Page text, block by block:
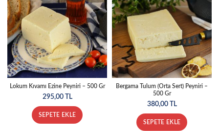
Lokum Kıvamı Ezine Peyniri – 500 Gr
295,00 TL
SEPETE EKLE
Bergama Tulum (Orta Sert) Peyniri –
500 Gr
380,00 TL
SEPETE EKLE